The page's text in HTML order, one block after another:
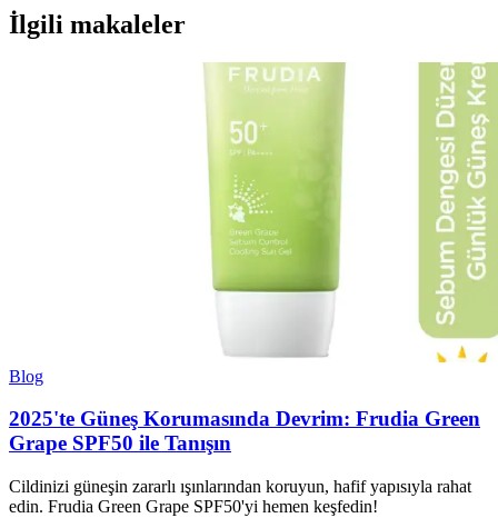
İlgili makaleler
Blog
2025'te Güneş Korumasında Devrim: Frudia Green
Grape SPF50 ile Tanışın
Cildinizi güneşin zararlı ışınlarından koruyun, hafif yapısıyla rahat
edin. Frudia Green Grape SPF50'yi hemen keşfedin!